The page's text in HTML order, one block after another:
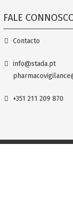
FALE
Contacto
info@stada.pt
+351 211 209 870